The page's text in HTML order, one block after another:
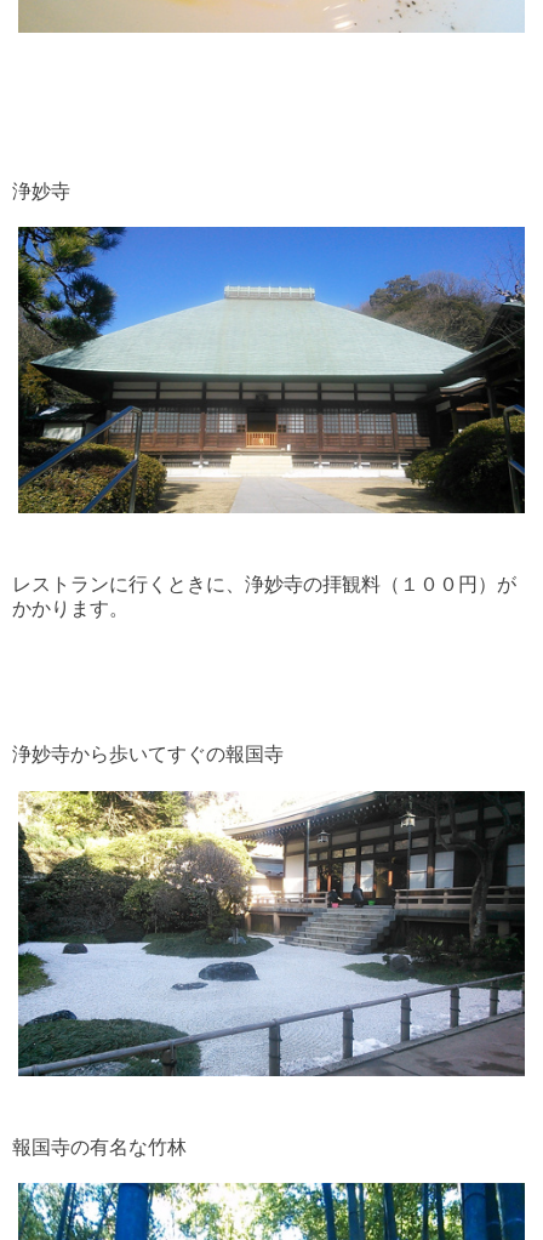
浄妙寺
レストランに行くときに、浄妙寺の拝観料（１００円）が
かかります。
浄妙寺から歩いてすぐの報国寺
報国寺の有名な竹林